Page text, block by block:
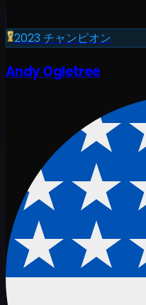
2023 チャンピオン
Andy Ogletree